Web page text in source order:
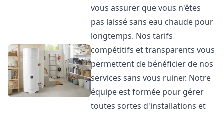
vous assurer que vous n'êtes
pas laissé sans eau chaude pour
longtemps. Nos tarifs
compétitifs et transparents vous
permettent de bénéficier de nos
services sans vous ruiner. Notre
équipe est formée pour gérer
toutes sortes d'installations et